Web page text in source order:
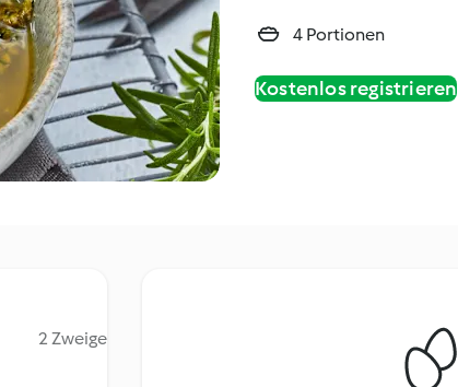
4 Portionen
Kostenlos registrieren
2 Zweige